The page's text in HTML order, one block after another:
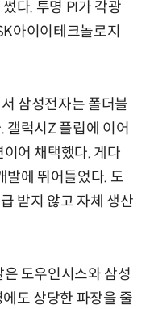
다. 투명 PI가 각광
아이이테크놀로지
삼성전자는 폴더블
갤럭시Z 플립에 이어
어 채택했다. 게다
발에 뛰어들었다. 도
받지 않고 자체 생산
도우인시스와 삼성
도 상당한 파장을 줄